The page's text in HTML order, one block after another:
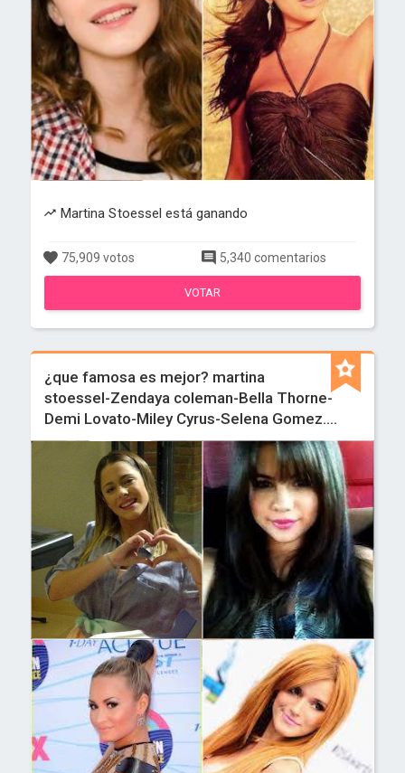
Martina Stoessel está ganando
75,909 votos 5,340 comentarios
VOTAR
¿que famosa es mejor? martina
stoessel-Zendaya coleman-Bella Thorne-
Demi Lovato-Miley Cyrus-Selena Gomez....